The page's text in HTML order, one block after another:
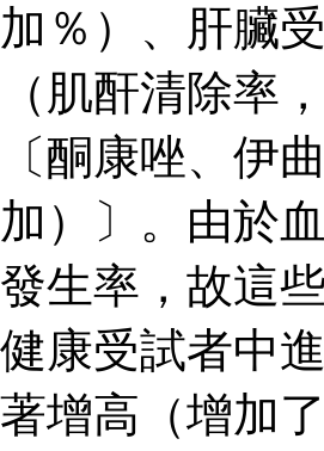
加％）、肝臟
（肌酐清除率
〔酮康唑、伊
加）〕。由於
發生率，故這
健康受試者中
著增高（增加